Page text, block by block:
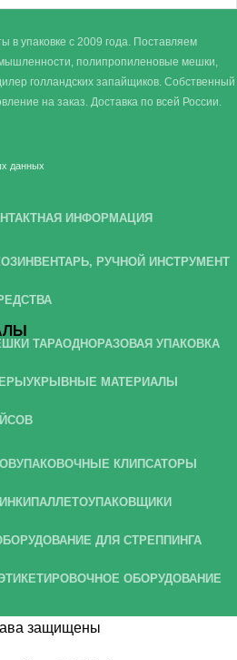
упаковке с 2009 года. Поставляем
полипропиленовые мешки,
голландских запайщиков. Собственный
на заказ. Доставка по всей России.
данных
ИНФОРМАЦИЯ
РУЧНОЙ ИНСТРУМЕНТ
ТАРАОДНОРАЗОВАЯ УПАКОВКА
УКРЫВНЫЕ МАТЕРИАЛЫ
УПАКОВОЧНЫЕ КЛИПСАТОРЫ
ПАЛЛЕТОУПАКОВЩИКИ
ДЛЯ СТРЕППИНГА
ОБОРУДОВАНИЕ
защищены